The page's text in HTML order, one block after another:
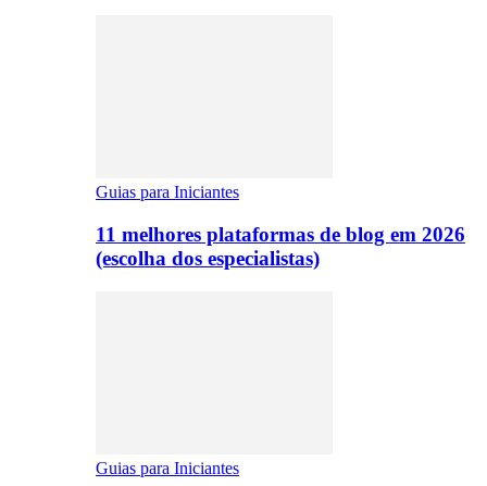
Guias para Iniciantes
11 melhores plataformas de blog em 2026
(escolha dos especialistas)
Guias para Iniciantes